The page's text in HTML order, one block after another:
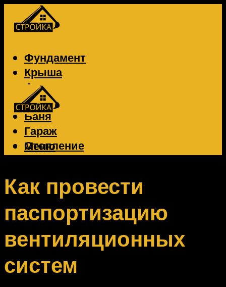
Фундамент
Крыша
Фасад
Забор
Баня
Гараж
Отопление
Вентиляция
Меню
Меню
Как провести
паспортизацию
вентиляционных
систем